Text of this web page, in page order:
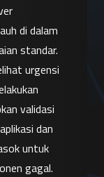
di dalam
standar.
urgensi
validasi
dan
untuk
gagal.